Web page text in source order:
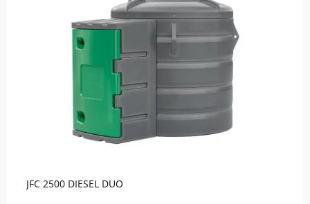
JFC 2500 DIESEL DUO
do koszyka